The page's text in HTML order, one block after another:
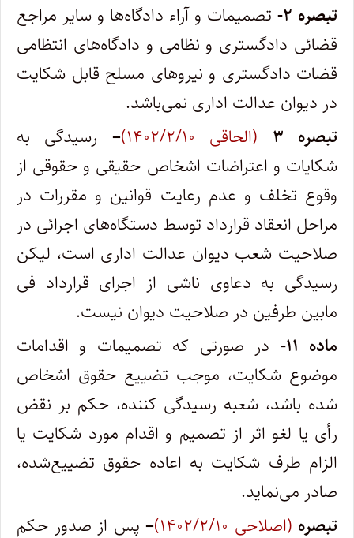
تبصره ۲- تصمیمات و آراء دادگاه‌ها و سایر مراجع
قضائی دادگستری و نظامی و دادگاه‌های انتظامی
قضات دادگستری و نیروهای مسلح قابل شکایت
در دیوان عدالت اداری نمی‌باشد.
تبصره ۳ (الحاقی ۱۴۰۲/۲/۱۰) – رسیدگی به
شکایات و اعتراضات اشخاص حقیقی و حقوقی از
وقوع تخلف و عدم رعایت قوانین و مقررات در
مراحل انعقاد قرارداد توسط دستگاه‌های اجرائی در
صلاحیت شعب دیوان عدالت اداری است، لیکن
رسیدگی به دعاوی ناشی از اجرای قرارداد فی
مابین طرفین در صلاحیت دیوان نیست.
ماده ۱۱-
در صورتی که تصمیمات و اقدامات
موضوع شکایت، موجب تضییع حقوق اشخاص
شده باشد، شعبه رسیدگی کننده، حکم بر نقض
رأی یا لغو اثر از تصمیم و اقدام مورد شکایت یا
الزام طرف شکایت به اعاده حقوق تضییع‌شده،
صادر می‌نماید.
تبصره (اصلاحی ۱۴۰۲/۲/۱۰) – پس از صدور حکم